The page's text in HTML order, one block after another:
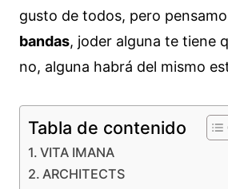
gusto de todos, pero
bandas, joder alguna te tiene
no, alguna habrá del mismo
Tabla de contenido
VITA IMANA
ARCHITECTS